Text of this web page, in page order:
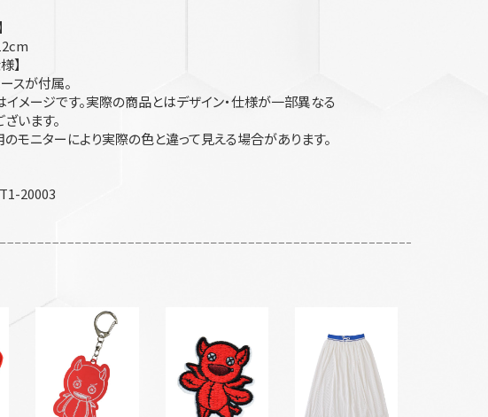
】
スが付属。
メージです。実際の商品とはデザイン・仕様が一部異なる
います。
モニターにより実際の色と違って見える場合があります。
20003